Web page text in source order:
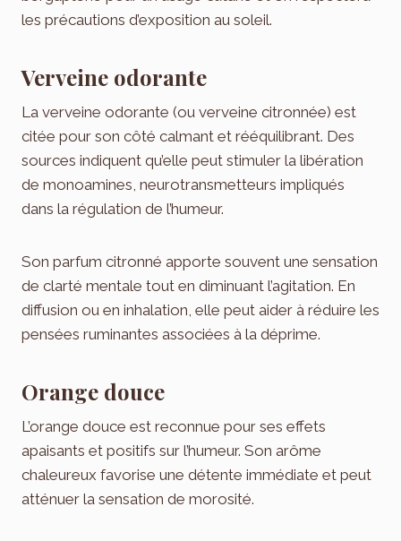
les précautions d’exposition au soleil.
Verveine odorante
La verveine odorante (ou verveine citronnée) est
citée pour son côté calmant et rééquilibrant. Des
sources indiquent qu’elle peut stimuler la libération
de monoamines, neurotransmetteurs impliqués
dans la régulation de l’humeur.
Son parfum citronné apporte souvent une sensation
de clarté mentale tout en diminuant l’agitation. En
diffusion ou en inhalation, elle peut aider à réduire les
pensées ruminantes associées à la déprime.
Orange douce
L’orange douce est reconnue pour ses effets
apaisants et positifs sur l’humeur. Son arôme
chaleureux favorise une détente immédiate et peut
atténuer la sensation de morosité.